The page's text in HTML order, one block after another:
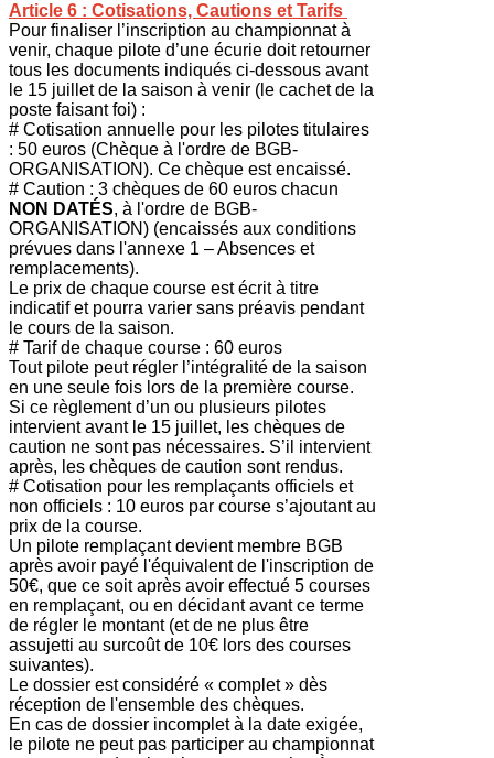
Article 6 : Cotisations, Cautions et Tarifs
Pour finaliser l’inscription au championnat à
venir, chaque pilote d’une écurie doit retourner
tous les documents indiqués ci-dessous avant
le 15 juillet de la saison à venir (le cachet de la
poste faisant foi) :
# Cotisation annuelle pour les pilotes titulaires
: 50 euros (Chèque à l'ordre de BGB-
ORGANISATION). Ce chèque est encaissé.
# Caution : 3 chèques de 60 euros chacun
NON DATÉS, à l'ordre de BGB-
ORGANISATION) (encaissés aux conditions
prévues dans l'annexe 1 – Absences et
remplacements).
Le prix de chaque course est écrit à titre
indicatif et pourra varier sans préavis pendant
le cours de la saison.
# Tarif de chaque course : 60 euros
Tout pilote peut régler l’intégralité de la saison
en une seule fois lors de la première course.
Si ce règlement d’un ou plusieurs pilotes
intervient avant le 15 juillet, les chèques de
caution ne sont pas nécessaires. S’il intervient
après, les chèques de caution sont rendus.
# Cotisation pour les remplaçants officiels et
non officiels : 10 euros par course s’ajoutant au
prix de la course.
Un pilote remplaçant devient membre BGB
après avoir payé l'équivalent de l'inscription de
50€, que ce soit après avoir effectué 5 courses
en remplaçant, ou en décidant avant ce terme
de régler le montant (et de ne plus être
assujetti au surcoût de 10€ lors des courses
suivantes).
Le dossier est considéré « complet » dès
réception de l'ensemble des chèques.
En cas de dossier incomplet à la date exigée,
le pilote ne peut pas participer au championnat